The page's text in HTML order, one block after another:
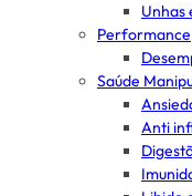
Unhas
Performance
Saúde
Anti